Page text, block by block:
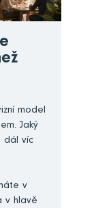
model
Jaký
dál víc
v
v hlavě